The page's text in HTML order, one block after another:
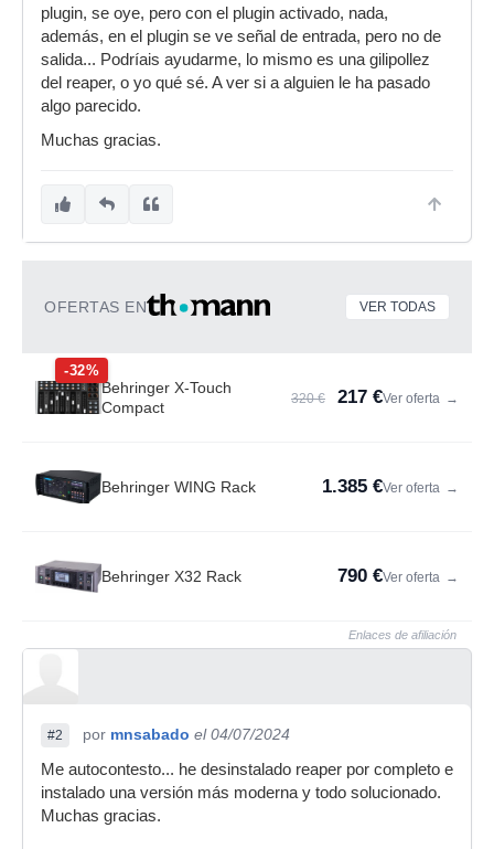
plugin, se oye, pero con el plugin activado, nada,
además, en el plugin se ve señal de entrada, pero no de
salida... Podríais ayudarme, lo mismo es una gilipollez
del reaper, o yo qué sé. A ver si a alguien le ha pasado
algo parecido.
Muchas gracias.
OFERTAS EN VER TODAS
-32%
Behringer X-Touch
Compact
320 € 217 €Ver oferta →
Behringer WING Rack 1.385 €Ver oferta →
Behringer X32 Rack 790 €Ver oferta →
Enlaces de afiliación
#2 por mnsabado el 04/07/2024
Me autocontesto... he desinstalado reaper por completo e
instalado una versión más moderna y todo solucionado.
Muchas gracias.